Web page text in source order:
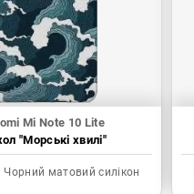
Mi Note 10 Lite
"Морські хвилі"
Чорний матовий силікон